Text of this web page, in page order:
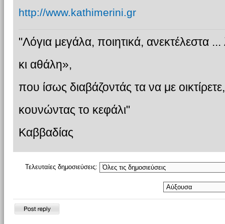
http://www.kathimerini.gr
"Λόγια μεγάλα, ποιητικά, ανεκτέλεστα
κι αθάλη»,
που ίσως διαβάζοντάς τα να με
κουνώντας το κεφάλι"
Καββαδίας
Τελευταίες δημοσιεύσεις:
Δημιουργία